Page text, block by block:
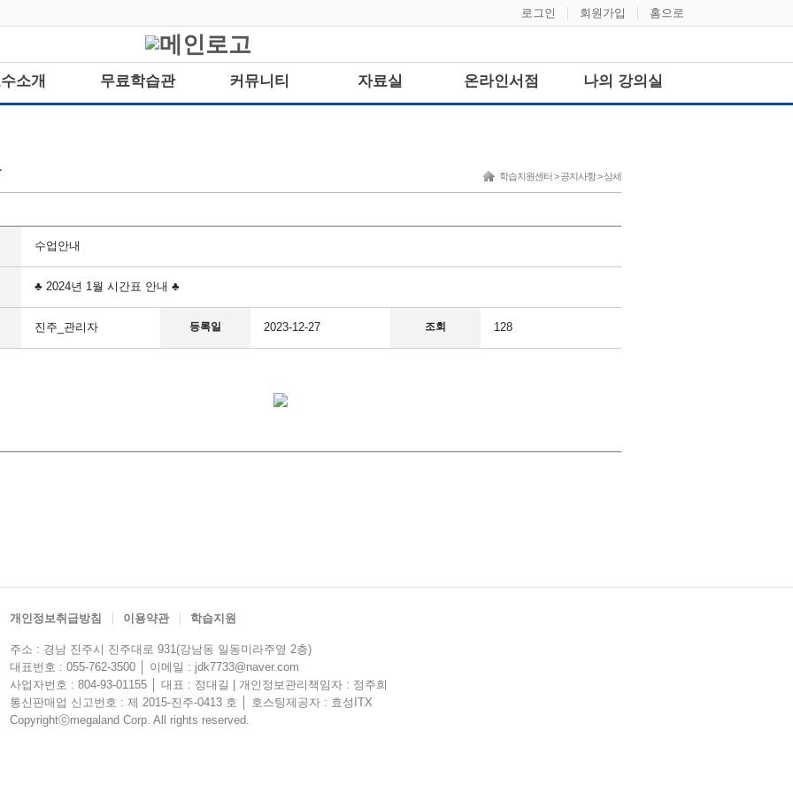
로그인 회원가입 홈으로
소개 무료학습관 커뮤니티 자료실 온라인서점 나의 강의실
학습지원센터 > 공지사항 > 상세
수업안내
♣ 2024년 1월 시간표 안내 ♣
진주_관리자 등록일 2023-12-27 조회 128
개인정보취급방침 이용약관 학습지원
주소 : 경남 진주시 진주대로 931(강남동 일동미라주옆 2층)
대표번호 : 055-762-3500 │ 이메일 : jdk7733@naver.com
사업자번호 : 804-93-01155 │ 대표 : 정대길 | 개인정보관리책임자 : 정주희
통신판매업 신고번호 : 제 2015-진주-0413 호 │ 호스팅제공자 : 효성ITX
Copyrightⓒmegaland Corp. All rights reserved.